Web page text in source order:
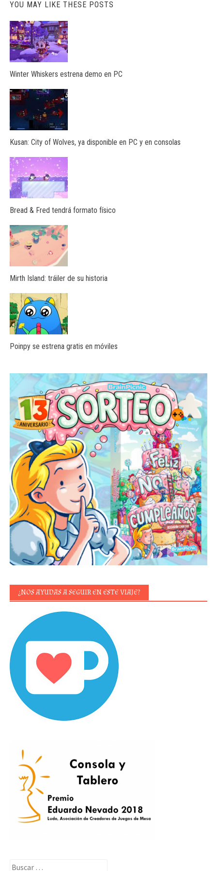
YOU MAY LIKE THESE POSTS
Winter Whiskers estrena demo en PC
Kusan: City of Wolves, ya disponible en PC y en consolas
Bread & Fred tendrá formato físico
Mirth Island: tráiler de su historia
Poinpy se estrena gratis en móviles
¿NOS AYUDAS A SEGUIR EN ESTE VIAJE?
Buscar: